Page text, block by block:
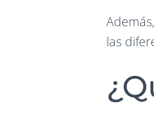
las